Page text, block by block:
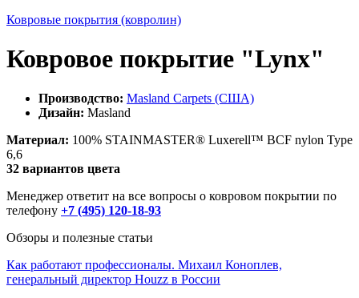
Ковровые покрытия (ковролин)
Ковровое покрытие "Lynx"
Производство: Masland Carpets (США)
Дизайн: Masland
Материал: 100% STAINMASTER® Luxerell™ BCF nylon Type
6,6
32 вариантов цвета
Менеджер ответит на все вопросы о ковровом покрытии по
телефону +7 (495) 120-18-93
Обзоры и полезные статьи
Как работают профессионалы. Михаил Коноплев,
генеральный директор Houzz в России